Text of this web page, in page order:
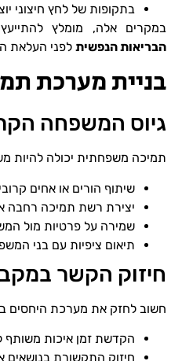
בתקופות של לחץ חיצוני
במקרים אלה, מומלץ
הבריאות הנפשית לפני העלאת
בניית מערכת
גיוס המשפחה
תמיכה משפחתית יכולה להיות
שיתוף הורים או אחים
יצירת רשת תמיכה רחבה
שמירה על פרטיות מול
תיאום ציפיות עם בני
חיזוק הקשר
חשוב לחזק את מערכת היחסים
הקדשת זמן איכות משותף
חיזוק התקשורת בנושאים